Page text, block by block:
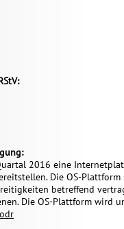
2016 eine
Die OS-
betreffend
Die OS-Plattform wird